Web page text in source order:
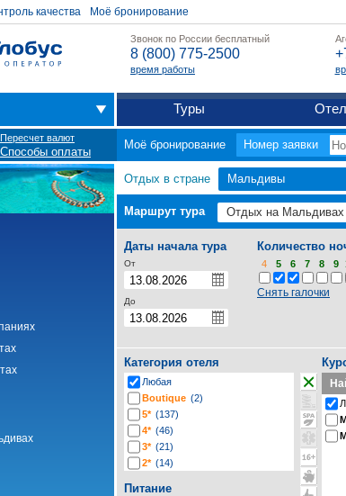
качества Моё бронирование
Звонок по России бесплатный
8 (800) 775-2500
время работы
Туры
Пересчет валют
Способы оплаты
Моё бронирование Номер заявки
Отдых в стране Мальдивы
Маршрут тура
Даты начала тура
От
До
Количество
4 5 6 7 8 9
Снять галочки
Категория отеля
Любая
Boutique (2)
5* (137)
4* (46)
3* (21)
2* (14)
Питание